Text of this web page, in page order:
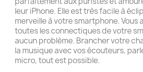
leur iPhone. Elle est très facile à
merveille à votre smartphone. Vous
toutes les connectiques de votre
aucun problème. Brancher votre
la musique avec vos écouteurs,
micro, tout est possible.